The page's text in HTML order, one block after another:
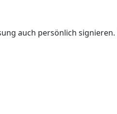
auch persönlich